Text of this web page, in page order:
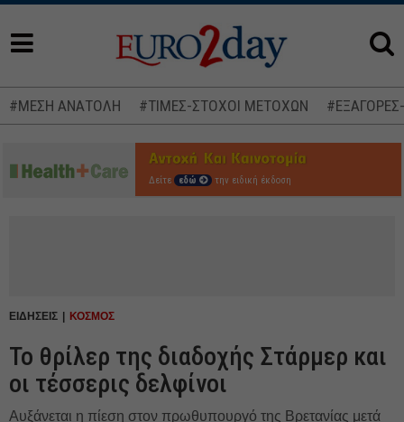
#ΜΕΣΗ ΑΝΑΤΟΛΗ #ΤΙΜΕΣ-ΣΤΟΧΟΙ ΜΕΤΟΧΩΝ
Δείτε εδώ την ειδική έκδοση
ΕΙΔΗΣΕΙΣ ΚΟΣΜΟΣ
Το θρίλερ της διαδοχής Στάρμερ και
οι τέσσερις δελφίνοι
Αυξάνεται η πίεση στον πρωθυπουργό της Βρετανίας μετά